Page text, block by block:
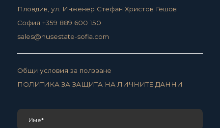
Пловдив, ул. Инженер Стефан Христов Гешов
София +359 889 600 150
sales@husestate-sofia.com
Общи условия за ползване
ПОЛИТИКА ЗА ЗАЩИТА НА ЛИЧНИТЕ ДАННИ